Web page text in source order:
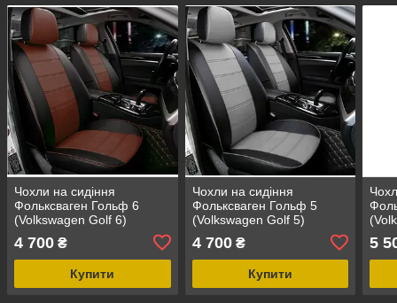
Чохли на сидіння
Фольксваген Гольф 6
(Volkswagen Golf 6)
модельні MAX з екошкіри
Чорно-коричневий
4 700 ₴
Купити
Чохли на сидіння
Фольксваген Гольф 5
(Volkswagen Golf 5)
модельні MAX з екошкіри
Чорно-сірий, графіт
4 700₴
Купити
5